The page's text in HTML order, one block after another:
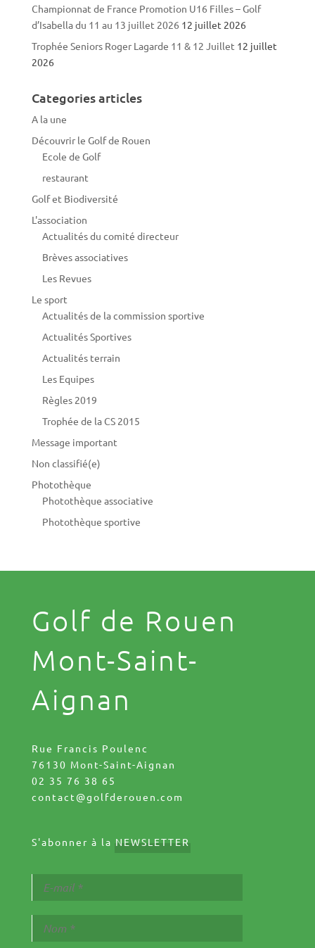
Championnat de France Promotion U16 Filles – Golf
d’Isabella du 11 au 13 juillet 2026 12 juillet 2026
Trophée Seniors Roger Lagarde 11 & 12 Juillet 12 juillet
2026
Categories articles
A la une
Découvrir le Golf de Rouen
Ecole de Golf
restaurant
Golf et Biodiversité
L'association
Actualités du comité directeur
Brèves associatives
Les Revues
Le sport
Actualités de la commission sportive
Actualités Sportives
Actualités terrain
Les Equipes
Règles 2019
Trophée de la CS 2015
Message important
Non classifié(e)
Photothèque
Photothèque associative
Photothèque sportive
Golf de Rouen
Mont-Saint-
Aignan
Rue Francis Poulenc
76130 Mont-Saint-Aignan
02 35 76 38 65
contact@golfderouen.com
S'abonner à la NEWSLETTER